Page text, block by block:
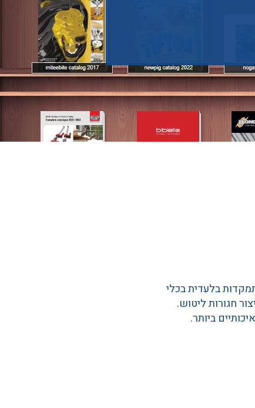
בלעדית בכלי
הלטש החדש" לייצור חגורות ליטוש.
ביותר.